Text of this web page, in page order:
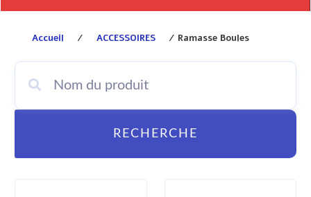
Accueil / ACCESSOIRES / Ramasse Boules
RECHERCHE